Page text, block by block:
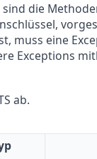
die Methoden
muss eine
Exceptions
ab.